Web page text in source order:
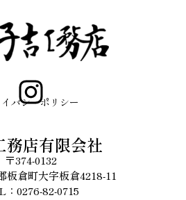
バシーポリシー
務店有限会社
〒374-0132
板倉町大字板倉4218-11
0276-82-0715